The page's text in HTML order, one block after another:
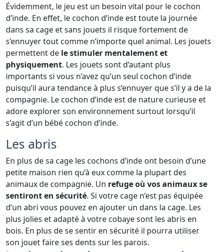
Évidemment, le jeu est un besoin vital pour le cochon
d’inde. En effet, le cochon d’inde est toute la journée
dans sa cage et sans jouets il risque fortement de
s’ennuyer tout comme n’importe quel animal. Les jouets
permettent de le stimuler mentalement et
physiquement. Les jouets sont d’autant plus
importants si vous n’avez qu’un seul cochon d’inde
puisqu’il aura tendance à plus s’ennuyer que s’il y a de la
compagnie. Le cochon d’inde est de nature curieuse et
adore explorer son environnement surtout lorsqu’il
s’agit d’un bébé cochon d’inde.
Les abris
En plus de sa cage les cochons d’inde ont besoin d’une
petite maison rien qu’à eux comme la plupart des
animaux de compagnie. Un refuge où vos animaux se
sentiront en sécurité. Si votre cage n’est pas équipée
d’un abri vous pouvez en ajouter un dans la cage. Les
plus jolies et adapté à votre cobaye sont les abris en
bois. En plus de se sentir en sécurité il pourra utiliser
son jouet faire ses dents sur les parois.